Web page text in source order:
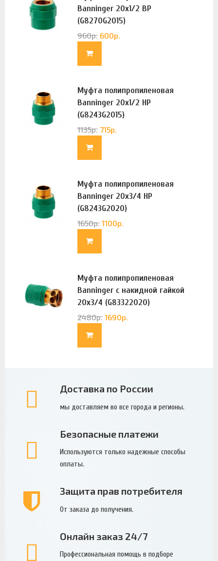
Banninger 20х1/2 ВР
(G8270G2015)
960р. 600р.
Муфта полипропиленовая
Banninger 20х1/2 НР
(G8243G2015)
1135р. 715р.
Муфта полипропиленовая
Banninger 20х3/4 НР
(G8243G2020)
1650р. 1100р.
Муфта полипропиленовая
Banninger с накидной гайкой
20х3/4 (G83322020)
2480р. 1690р.
Доставка по России
мы доставляем во все города и регионы.
Безопасные платежи
Используются только надежные способы
оплаты.
Защита прав потребителя
От заказа до получения.
Онлайн заказ 24/7
Профессиональная помощь в подборе